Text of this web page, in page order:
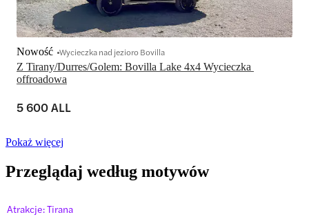
Z Tirany/Durres/Golem: Bovilla Lake 4x4 Wycieczka
offroadowa
Nowość Wycieczka nad jezioro Bovilla
5 600 ALL
Pokaż więcej
Przeglądaj według motywów
Atrakcje: Tirana